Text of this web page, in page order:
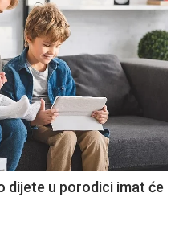
dijete u porodici imat će